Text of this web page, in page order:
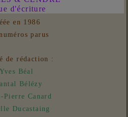
- Plis et replis
ne fait pas le printemps
d'écriture
en 1986
parus
de rédaction :
Yves Béal
Bélézy
Pierre Canard
Ducastaing